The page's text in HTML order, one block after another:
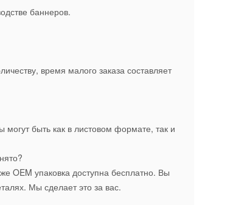
баннеров.
время малого заказа составляет
быть как в листовом формате, так и
OEM упаковка доступна бесплатно. Вы
Мы сделает это за вас.